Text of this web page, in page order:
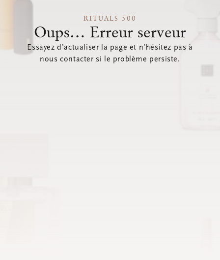
RITUALS 500
Oups… Erreur serveur
Essayez d’actualiser la page et n’hésitez pas à
nous contacter si le problème persiste.